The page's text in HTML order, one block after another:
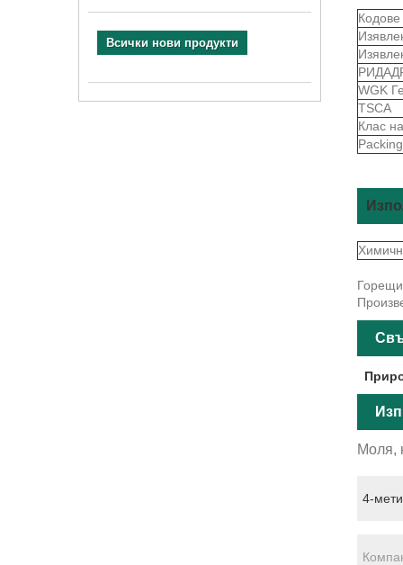
Всички нови продукти
WGK
TSCA
Клас
Горещи
Моля,